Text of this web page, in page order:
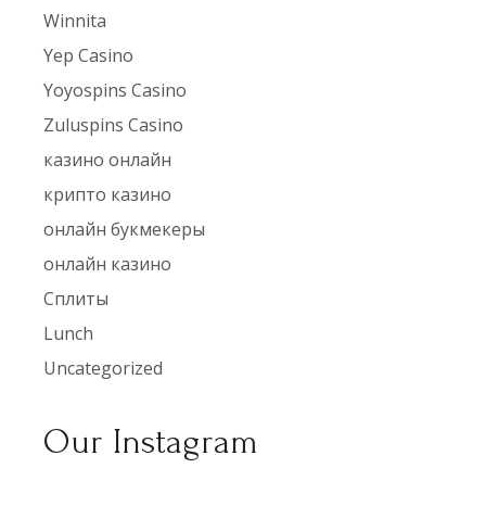
Winnita
Yep Casino
Yoyospins Casino
Zuluspins Casino
казино онлайн
крипто казино
онлайн букмекеры
онлайн казино
Сплиты
Lunch
Uncategorized
Our Instagram